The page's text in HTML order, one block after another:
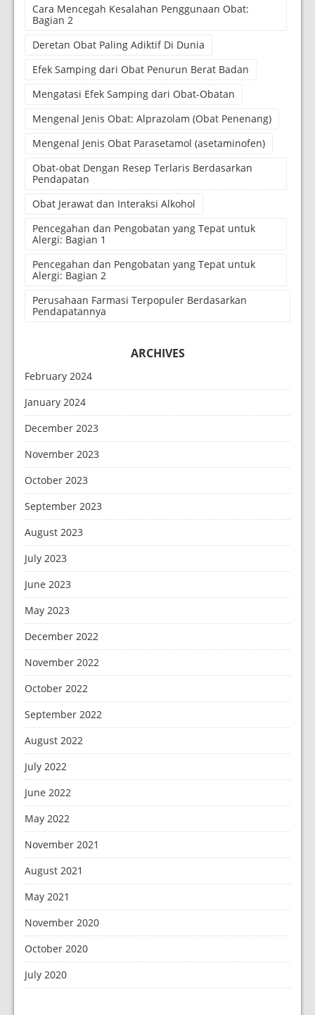
Cara Mencegah Kesalahan Penggunaan Obat:
Bagian 2
Deretan Obat Paling Adiktif Di Dunia
Efek Samping dari Obat Penurun Berat Badan
Mengatasi Efek Samping dari Obat-Obatan
Mengenal Jenis Obat: Alprazolam (Obat Penenang)
Mengenal Jenis Obat Parasetamol (asetaminofen)
Obat-obat Dengan Resep Terlaris Berdasarkan
Pendapatan
Obat Jerawat dan Interaksi Alkohol
Pencegahan dan Pengobatan yang Tepat untuk
Alergi: Bagian 1
Pencegahan dan Pengobatan yang Tepat untuk
Alergi: Bagian 2
Perusahaan Farmasi Terpopuler Berdasarkan
Pendapatannya
ARCHIVES
February 2024
January 2024
December 2023
November 2023
October 2023
September 2023
August 2023
July 2023
June 2023
May 2023
December 2022
November 2022
October 2022
September 2022
August 2022
July 2022
June 2022
May 2022
November 2021
August 2021
May 2021
November 2020
October 2020
July 2020